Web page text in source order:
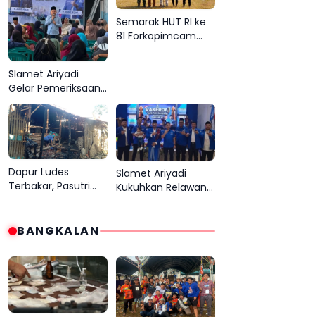
Slamet Ariyadi
Gelar Pemeriksaan
Mata Gratis di
Sampang,
Komitmen
Menjadikan Madura
Basis PAN
Semarak HUT RI ke
81 Forkopimcam
Dapur Ludes
Terbakar, Pasutri
Tangan Pemerintah
Slamet Ariyadi
Kukuhkan Relawan
Komando Perkuat
Madura
BANGKALAN